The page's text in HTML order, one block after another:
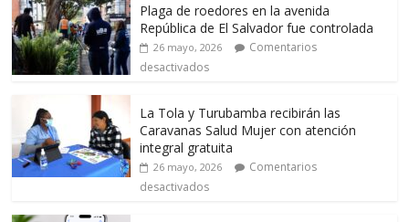
Plaga de roedores en la avenida
República de El Salvador fue controlada
26 mayo, 2026
Comentarios
desactivados
La Tola y Turubamba recibirán las
Caravanas Salud Mujer con atención
integral gratuita
26 mayo, 2026
Comentarios
desactivados